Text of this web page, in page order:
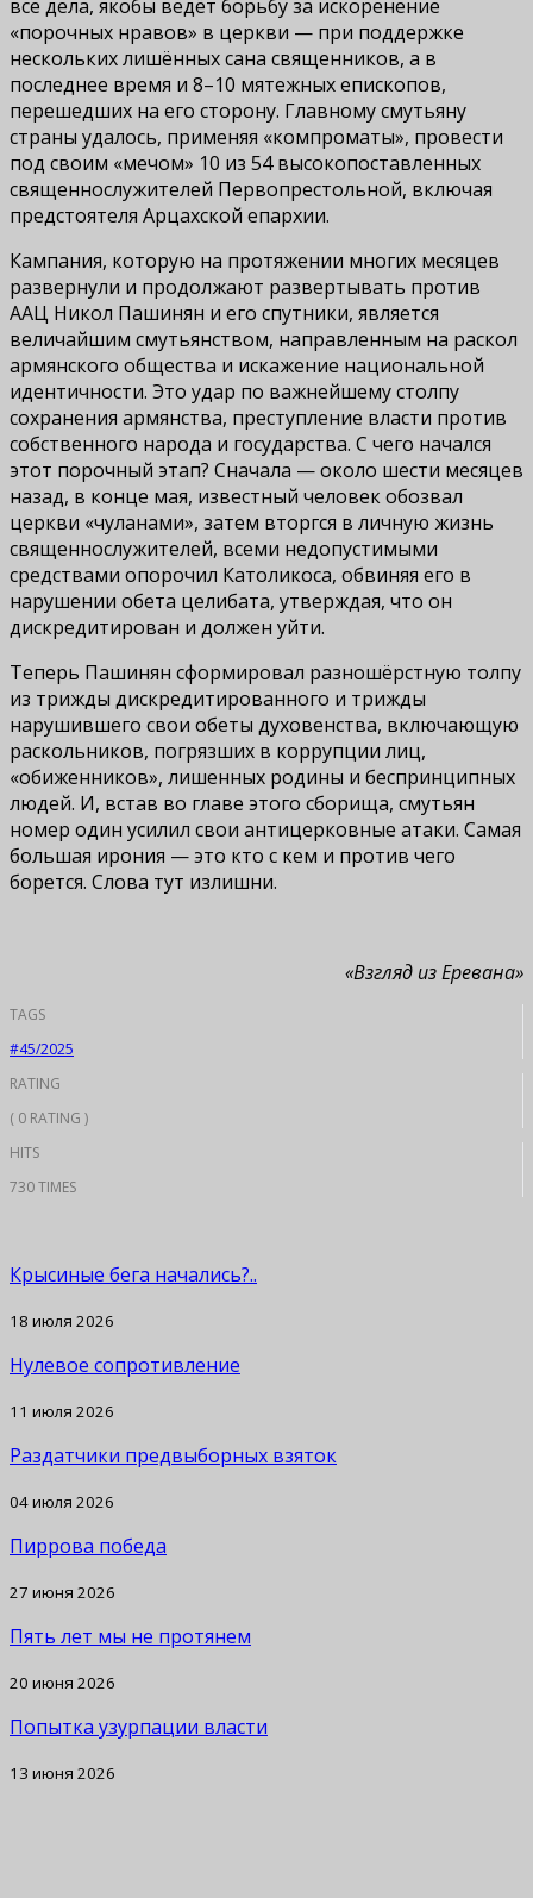
все дела, якобы ведёт борьбу за искоренение
«порочных нравов» в церкви — при поддержке
нескольких лишённых сана священников, а в
последнее время и 8–10 мятежных епископов,
перешедших на его сторону. Главному смутьяну
страны удалось, применяя «компроматы», провести
под своим «мечом» 10 из 54 высокопоставленных
священнослужителей Первопрестольной, включая
предстоятеля Арцахской епархии.
Кампания, которую на протяжении многих месяцев
развернули и продолжают развертывать против
ААЦ Никол Пашинян и его спутники, является
величайшим смутьянством, направленным на раскол
армянского общества и искажение национальной
идентичности. Это удар по важнейшему столпу
сохранения армянства, преступление власти против
собственного народа и государства. С чего начался
этот порочный этап? Сначала — около шести месяцев
назад, в конце мая, известный человек обозвал
церкви «чуланами», затем вторгся в личную жизнь
священнослужителей, всеми недопустимыми
средствами опорочил Католикоса, обвиняя его в
нарушении обета целибата, утверждая, что он
дискредитирован и должен уйти.
Теперь Пашинян сформировал разношёрстную толпу
из трижды дискредитированного и трижды
нарушившего свои обеты духовенства, включающую
раскольников, погрязших в коррупции лиц,
«обиженников», лишенных родины и беспринципных
людей. И, встав во главе этого сборища, смутьян
номер один усилил свои антицерковные атаки. Самая
большая ирония — это кто с кем и против чего
борется. Слова тут излишни.
«Взгляд из Еревана»
TAGS
#45/2025
RATING
( 0 RATING )
HITS
730 TIMES
Крысиные бега начались?..
18 июля 2026
Нулевое сопротивление
11 июля 2026
Раздатчики предвыборных взяток
04 июля 2026
Пиррова победа
27 июня 2026
Пять лет мы не протянем
20 июня 2026
Попытка узурпации власти
13 июня 2026